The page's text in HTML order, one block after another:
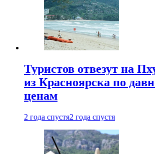
Туристов отвезут на
из Красноярска по
ценам
2 года спустя2 года спустя